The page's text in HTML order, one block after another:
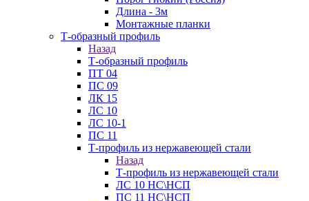
Длина - 3м
Монтажные планки
Т-образный профиль
Назад
Т-образный профиль
ПТ 04
ПС 09
ЛК 15
ЛС 10
ЛС 10-1
ПС 11
Т-профиль из нержавеющей стали
Назад
Т-профиль из нержавеющей стали
ЛС 10 НС\НСП
ПС 11 НС\НСП